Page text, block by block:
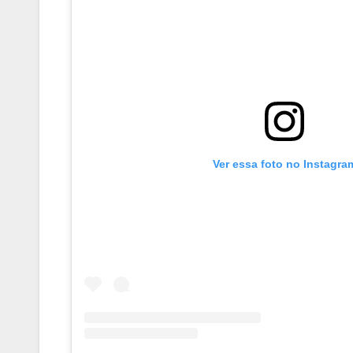
Ver essa foto no